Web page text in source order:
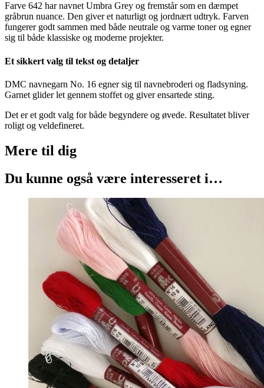
Farve 642 har navnet Umbra Grey og fremstår som en dæmpet
gråbrun nuance. Den giver et naturligt og jordnært udtryk. Farven
fungerer godt sammen med både neutrale og varme toner og egner
sig til både klassiske og moderne projekter.
Et sikkert valg til tekst og detaljer
DMC navnegarn No. 16 egner sig til navnebroderi og fladsyning.
Garnet glider let gennem stoffet og giver ensartede sting.
Det er et godt valg for både begyndere og øvede. Resultatet bliver
roligt og veldefineret.
Mere til dig
Du kunne også være interesseret i…